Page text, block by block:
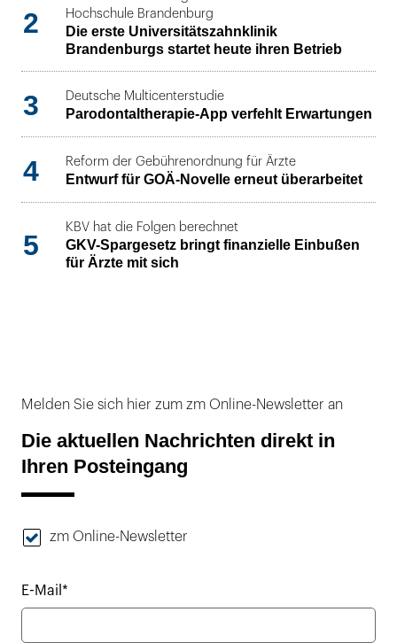
2
Hochschule Brandenburg
Die erste Universitätszahnklinik
Brandenburgs startet heute ihren Betrieb
3 Deutsche Multicenterstudie
Parodontaltherapie-App verfehlt Erwartungen
4 Reform der Gebührenordnung für Ärzte
Entwurf für GOÄ-Novelle erneut überarbeitet
5
KBV hat die Folgen berechnet
GKV-Spargesetz bringt finanzielle Einbußen
für Ärzte mit sich
Melden Sie sich hier zum zm Online-Newsletter an
Die aktuellen Nachrichten direkt in
Ihren Posteingang
zm Online-Newsletter
E-Mail*